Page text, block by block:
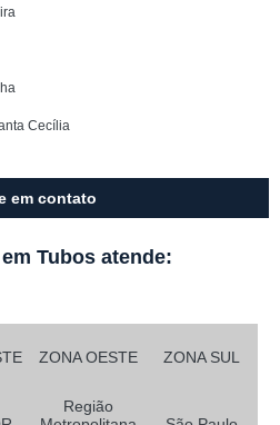
Cecília
em contato
Tubos atende:
ZONA OESTE ZONA SUL
Região